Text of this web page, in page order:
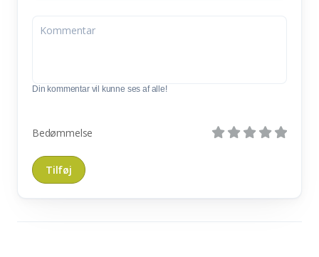
Din kommentar vil kunne ses af alle!
Bedømmelse